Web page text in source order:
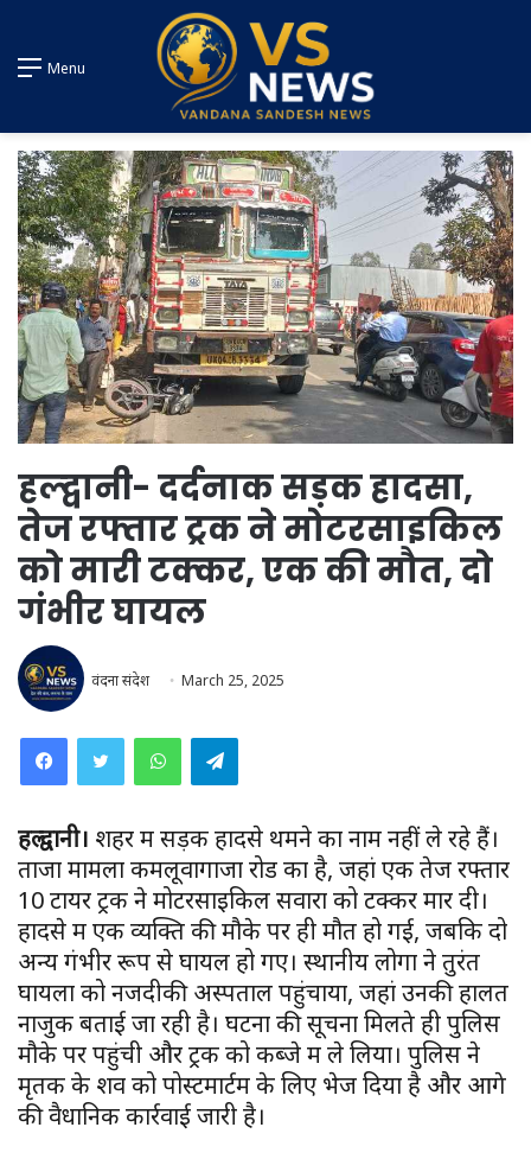
Menu
हल्द्वानी- दर्दनाक सड़क हादसा,
तेज रफ्तार ट्रक ने मोटरसाइकिल
को मारी टक्कर, एक की मौत, दो
गंभीर घायल
वंदना संदेश March 25, 2025
WhatsAppTelegram
हल्द्वानी। शहर में सड़क हादसे थमने का नाम नहीं ले रहे हैं।
ताजा मामला कमलूवागाजा रोड का है, जहां एक तेज रफ्तार
10 टायर ट्रक ने मोटरसाइकिल सवारों को टक्कर मार दी।
हादसे में एक व्यक्ति की मौके पर ही मौत हो गई, जबकि दो
अन्य गंभीर रूप से घायल हो गए। स्थानीय लोगों ने तुरंत
घायलों को नजदीकी अस्पताल पहुंचाया, जहां उनकी हालत
नाजुक बताई जा रही है। घटना की सूचना मिलते ही पुलिस
मौके पर पहुंची और ट्रक को कब्जे में ले लिया। पुलिस ने
मृतक के शव को पोस्टमार्टम के लिए भेज दिया है और आगे
की वैधानिक कार्रवाई जारी है।